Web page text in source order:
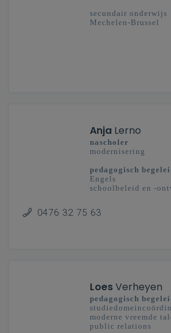
secundair onderwijs
Mechelen-Brussel
Anja Lerno
nascholer
modernisering
pedagogisch
Engels
schoolbeleid en -
Limburg
0476 32 75 63
LoesVerheyen
pedagogisch
moderne vreemde
public relations